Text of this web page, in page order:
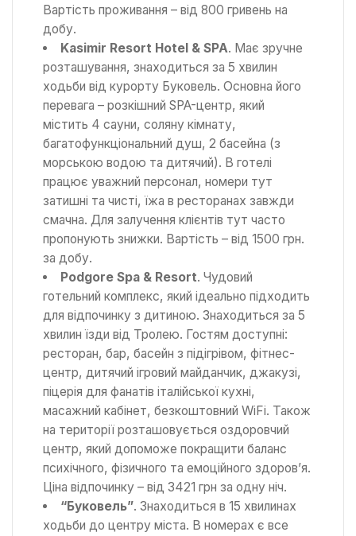
Вартість проживання – від 800 гривень на
добу.
Kasimir Resort Hotel & SPA. Має зручне
розташування, знаходиться за 5 хвилин
ходьби від курорту Буковель. Основна його
перевага – розкішний SPA-центр, який
містить 4 сауни, соляну кімнату,
багатофункціональний душ, 2 басейна (з
морською водою та дитячий). В готелі
працює уважний персонал, номери тут
затишні та чисті, їжа в ресторанах завжди
смачна. Для залучення клієнтів тут часто
пропонують знижки. Вартість – від 1500 грн.
за добу.
Podgore Spa & Resort. Чудовий
готельний комплекс, який ідеально підходить
для відпочинку з дитиною. Знаходиться за 5
хвилин їзди від Тролею. Гостям доступні:
ресторан, бар, басейн з підігрівом, фітнес-
центр, дитячий ігровий майданчик, джакузі,
піцерія для фанатів італійської кухні,
масажний кабінет, безкоштовний WiFi. Також
на території розташовується оздоровчий
центр, який допоможе покращити баланс
психічного, фізичного та емоційного здоров’я.
Ціна відпочинку – від 3421 грн за одну ніч.
“Буковель”. Знаходиться в 15 хвилинах
ходьби до центру міста. В номерах є все